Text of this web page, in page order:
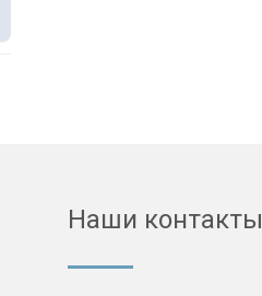
Наши контакты